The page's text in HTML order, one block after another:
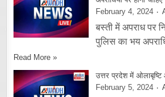
February 4, 2024
बस्ती में अपराध पर
पुलिस का भय
Read More »
उत्तर प्रदेश में
February 5, 2024